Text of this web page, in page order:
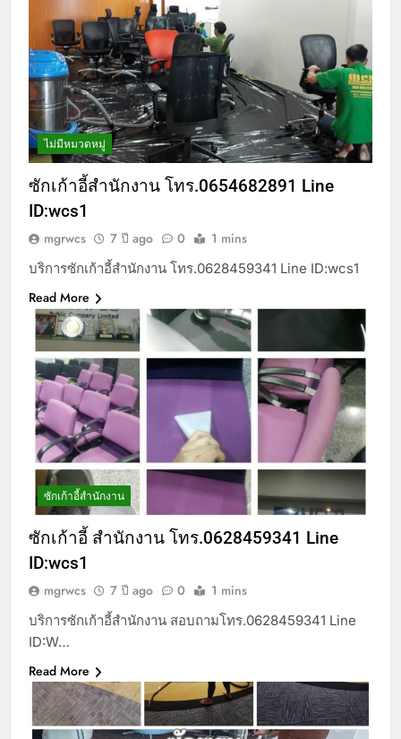
ไม่มีหมวดหมู่
ซักเก้าอี้สำนักงาน โทร.0654682891 Line
ID:wcs1
mgrwcs 7 ปี ago 0 1 mins
บริการซักเก้าอี้สำนักงาน โทร.0628459341 Line ID:wcs1
Read More
ซักเก้าอี้สำนักงาน
ซักเก้าอี้ สำนักงาน โทร.0628459341 Line
ID:wcs1
mgrwcs 7 ปี ago 0 1 mins
บริการซักเก้าอี้สำนักงาน สอบถามโทร.0628459341 Line
ID:W…
Read More